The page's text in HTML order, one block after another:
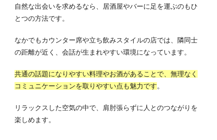
自然な出会いを求めるなら、居酒屋やバーに足を運ぶのもひ
とつの方法です。
なかでもカウンター席や立ち飲みスタイルの店では、隣同士
の距離が近く、会話が生まれやすい環境になっています。
共通の話題になりやすい料理やお酒があることで、無理なく
コミュニケーションを取りやすい点も魅力です。
リラックスした空気の中で、肩肘張らずに人とのつながりを
楽しめます。